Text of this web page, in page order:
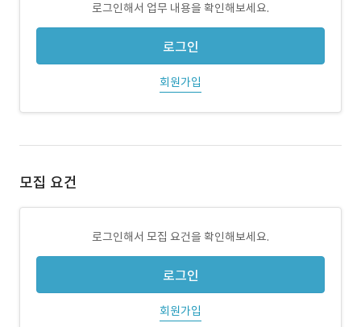
로그인해서 업무 내용을 확인해보세요.
로그인
회원가입
모집 요건
로그인해서 모집 요건을 확인해보세요.
로그인
회원가입